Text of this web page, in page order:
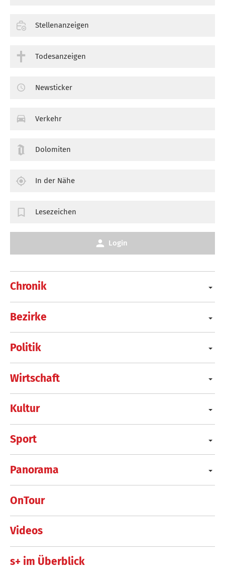
Chronik
Bezirke
Politik
Wirtschaft
Kultur
Sport
Panorama
OnTour
Videos
s+ im Überblick
Stellenanzeigen
Todesanzeigen
Newsticker
Verkehr
Dolomiten
In der Nähe
Lesezeichen
Login